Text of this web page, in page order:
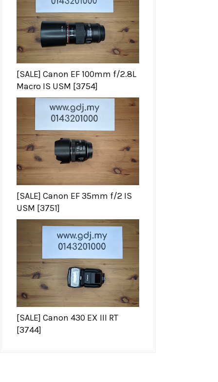
[SALE] Canon EF 100mm f/2.8L
Macro IS USM [3754]
[SALE] Canon EF 35mm f/2 IS
USM [3751]
[SALE] Canon 430 EX III RT
[3744]